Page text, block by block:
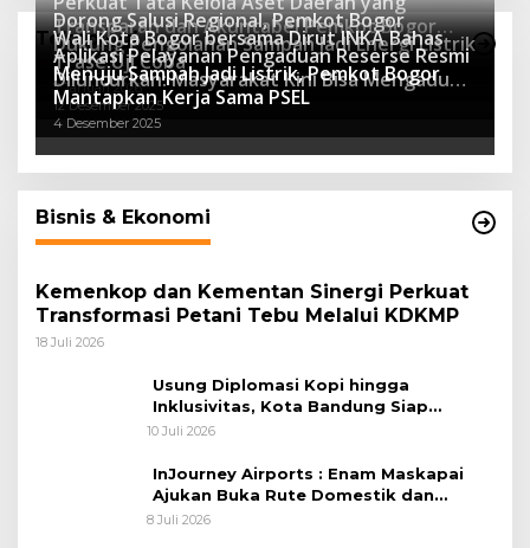
Teknologi
Transparan dan Akuntabel Pemkot Bogor
Luncurkan SIMASDA
8 Juli 2026
Dorong Salusi Regional, Pemkot Bogor
Dukung Pengolahan Sampah Jadi Energi Listrik
8 April 2026
Wali Kota Bogor bersama Dirut INKA Bahas
Trase Uji Coba
7 Januari 2026
Aplikasi Pelayanan Pengaduan Reserse Resmi
Diluncurkan: Masyarakat Kini Bisa Mengadu
Lebih Cepat, Mudah, dan Terintegrasi
12 Desember 2025
Menuju Sampah Jadi Listrik, Pemkot Bogor
Mantapkan Kerja Sama PSEL
4 Desember 2025
Bisnis & Ekonomi
Kemenkop dan Kementan Sinergi Perkuat
Transformasi Petani Tebu Melalui KDKMP
18 Juli 2026
Usung Diplomasi Kopi hingga
Inklusivitas, Kota Bandung Siap
Sambut 25 Duta Besar di Festival Asia
10 Juli 2026
InJourney Airports : Enam Maskapai
Ajukan Buka Rute Domestik dan
Internasional dari Bandara Husein
8 Juli 2026